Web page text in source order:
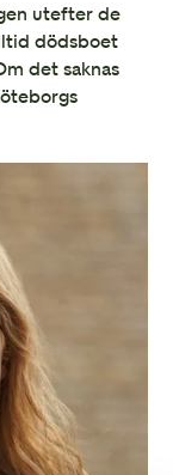
utefter de
dödsboet
det saknas